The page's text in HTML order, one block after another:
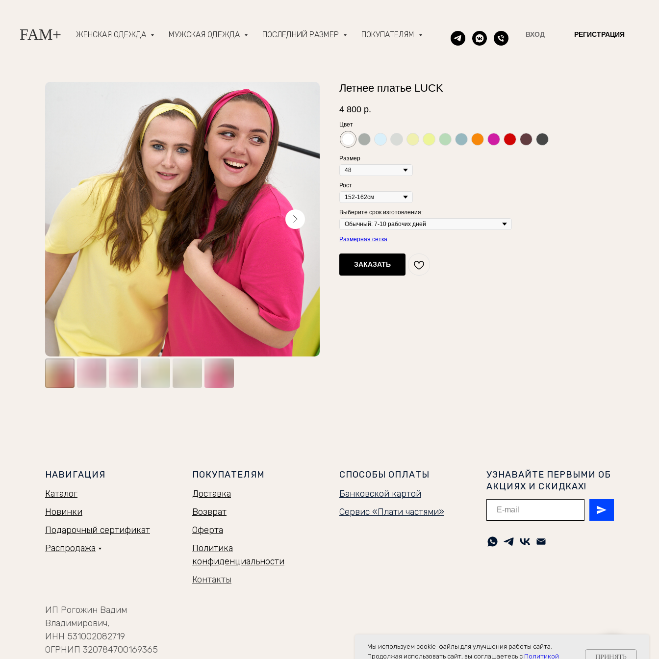
FAM+ ЖЕНСКАЯ ОДЕЖДА МУЖСКАЯ ОДЕЖДА ПОСЛЕДНИЙ РАЗМЕР ПОКУПАТЕЛЯМ ВХОД РЕГИСТРАЦИЯ
Мы используем cookie-файлы для улучшения работы сайта.
Продолжая использовать сайт, вы соглашаетесь с Политикой ПРИНЯТЬ
Летнее платье LUCK
4 800 р.
Цвет
Размер
Рост
Выберите срок изготовления:
Размерная сетка
ЗАКАЗАТЬ
НАВИГАЦИЯ
Каталог
Новинки
Подарочный сертификат
Распродажа
ПОКУПАТЕЛЯМ
Доставка
Возврат
Оферта
Политика
конфиденциальности
Контакты
СПОСОБЫ ОПЛАТЫ
Банковской картой
Сервис «Плати частями»
УЗНАВАЙТЕ ПЕРВЫМИ ОБ
АКЦИЯХ И СКИДКАХ!
ИП Рогожин Вадим
Владимирович,
ИНН 531002082719
ОГРНИП 320784700169365